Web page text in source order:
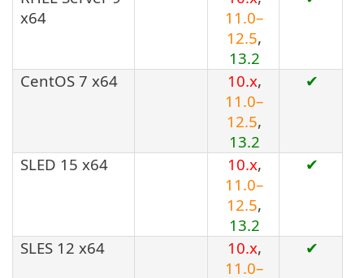
x64
11.0–
12.5,
13.2
CentOS 7 x64 10.x,
11.0–
12.5,
13.2
✔
SLED 15 x64 10.x,
11.0–
12.5,
13.2
✔
SLES 12 x64 10.x,
11.0–
✔